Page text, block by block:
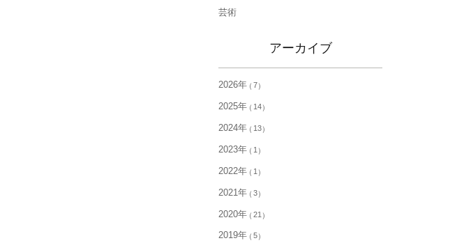
芸術
アーカイブ
2026年 7
2025年 14
2024年 13
2023年 1
2022年 1
2021年 3
2020年 21
2019年 5